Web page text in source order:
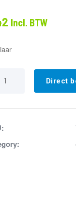
Incl. BTW
Direct